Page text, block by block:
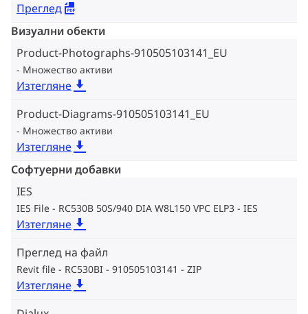
Преглед
Визуални обекти
Product-Photographs-910505103141_EU
Множество активи
Изтегляне
Product-Diagrams-910505103141_EU
Множество активи
Изтегляне
Софтуерни добавки
IES
IES File - RC530B 50S/940 DIA W8L150 VPC ELP3 IES
Изтегляне
Преглед на файл
Revit file - RC530BI - 910505103141 ZIP
Изтегляне